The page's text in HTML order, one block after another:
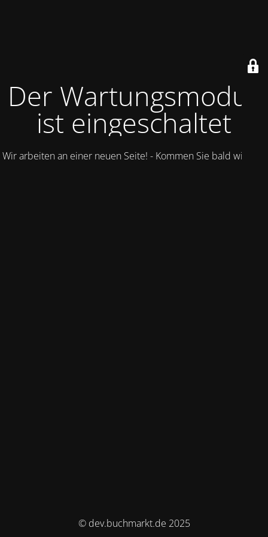
Der Wartungsmodus
ist eingeschaltet
Wir arbeiten an einer neuen Seite! - Kommen Sie bald wieder.
© dev.buchmarkt.de 2025